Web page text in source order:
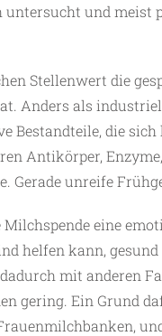
und meist
Stellenwert die
Anders als
Bestandteile, die
Antikörper,
Gerade unreife
eine
helfen kann,
mit anderen
gering. Ein Grund